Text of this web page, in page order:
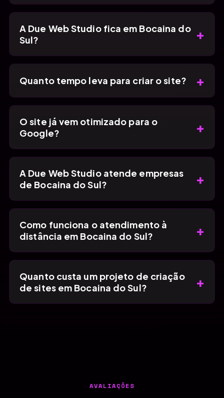
A Due Web Studio fica em Bocaina do
Sul?
+
Quanto tempo leva para criar o site? +
O site já vem otimizado para o
Google?
+
A Due Web Studio atende empresas
de Bocaina do Sul?
+
Como funciona o atendimento à
distância em Bocaina do Sul?
+
Quanto custa um projeto de criação
de sites em Bocaina do Sul?
+
AVALIAÇÕES